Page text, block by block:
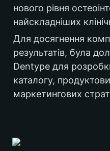
нового рівня
найскладніших
Для досягнення
результатів, була
Dentype для
каталогу,
маркетингових